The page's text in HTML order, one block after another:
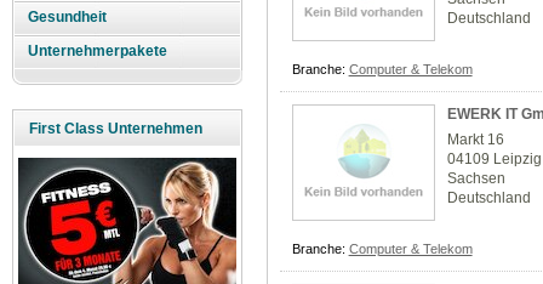
Gesundheit
Unternehmerpakete
First Class Unternehmen
Deutschland
Branche: Computer & Telekom
EWERK IT
Markt 16
04109 Leipzig
Sachsen
Deutschland
Branche: Computer & Telekom